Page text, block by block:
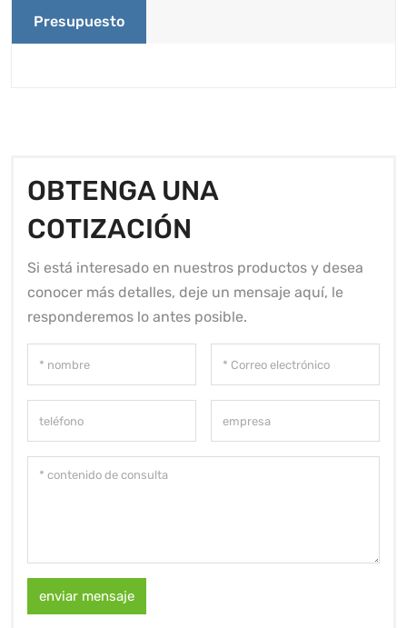
Presupuesto
OBTENGA UNA
COTIZACIÓN
Si está interesado en nuestros productos y desea
conocer más detalles, deje un mensaje aquí, le
responderemos lo antes posible.
enviar mensaje